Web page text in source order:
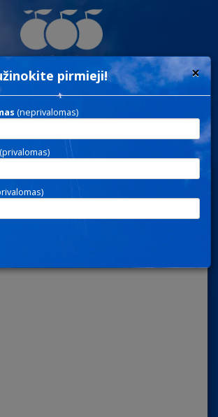
/ UŽRAŠINĖS
×
pirmieji!
(neprivalomas)
(privalomas)